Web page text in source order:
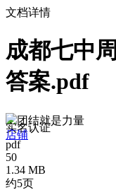
文档详情
成都七中
答案.pdf
团结就是力量
实名认证
店铺
pdf
50
1.34 MB
约5页